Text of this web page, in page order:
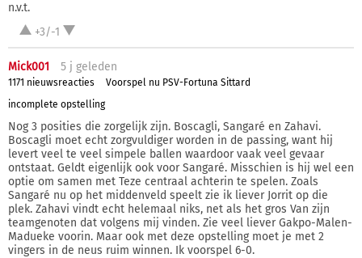
n.v.t.
+3/-1
Mick001 5 j geleden
1171 nieuwsreacties
Voorspel nu PSV-Fortuna Sittard
incomplete opstelling
Nog 3 posities die zorgelijk zijn. Boscagli, Sangaré en Zahavi.
Boscagli moet echt zorgvuldiger worden in de passing, want hij
levert veel te veel simpele ballen waardoor vaak veel gevaar
ontstaat. Geldt eigenlijk ook voor Sangaré. Misschien is hij wel een
optie om samen met Teze centraal achterin te spelen. Zoals
Sangaré nu op het middenveld speelt zie ik liever Jorrit op die
plek. Zahavi vindt echt helemaal niks, net als het gros Van zijn
teamgenoten dat volgens mij vinden. Zie veel liever Gakpo-Malen-
Madueke voorin. Maar ook met deze opstelling moet je met 2
vingers in de neus ruim winnen. Ik voorspel 6-0.